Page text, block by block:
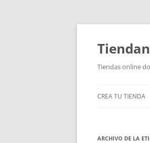
Saltar
contenido
Tiendas online
CREA TU TIENDA
ARCHIVO DE LA